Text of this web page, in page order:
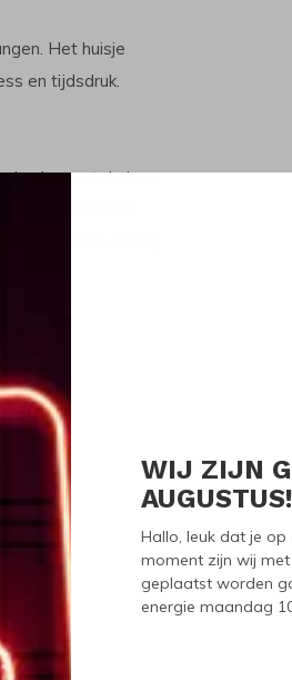
WIJ ZIJN
AUGUSTUS!
Hallo, leuk dat je
moment zijn wij
geplaatst worden
energie maandag
Het huisje
en tijdsdruk.
is, gaat de box
twee minuten.
volledig